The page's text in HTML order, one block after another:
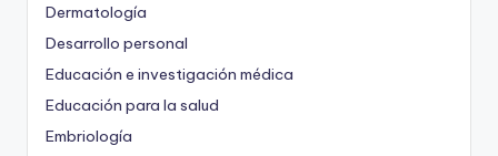
Dermatología
Desarrollo personal
Educación e investigación médica
Educación para la salud
Embriología